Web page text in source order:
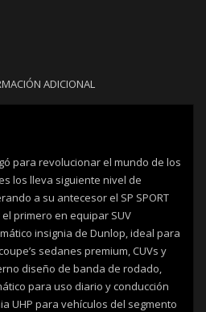
ADICIONAL
para revolucionar el mundo de los
los lleva siguiente nivel de
a su antecesor el SP SPORT
primero en equipar SUV
insignia de Dunlop, ideal para
sedanes premium, CUVs y
diseño de banda de rodado,
para uso diario y conducción
UHP para vehículos del segmento